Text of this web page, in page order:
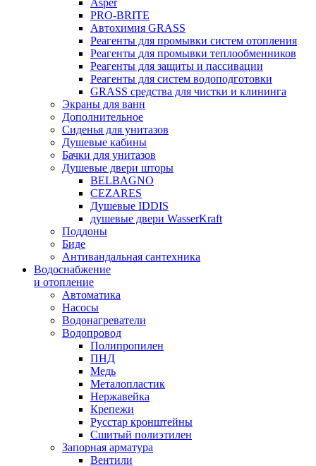
Asper
PRO-BRITE
Автохимия GRASS
Реагенты для промывки систем отопления
Реагенты для промывки теплообменников
Реагенты для защиты и пассивации
Реагенты для систем водоподготовки
GRASS средства для чистки и клининга
Экраны для ванн
Дополнительное
Сиденья для унитазов
Душевые кабины
Бачки для унитазов
Душевые двери шторы
BELBAGNO
CEZARES
Душевые IDDIS
душевые двери WasserKraft
Поддоны
Биде
Антивандальная сантехника
Водоснабжение
и отопление
Автоматика
Насосы
Водонагреватели
Водопровод
Полипропилен
ПНД
Медь
Металопластик
Нержавейка
Крепежи
Русстар кронштейны
Сшитый полиэтилен
Запорная арматура
Вентили